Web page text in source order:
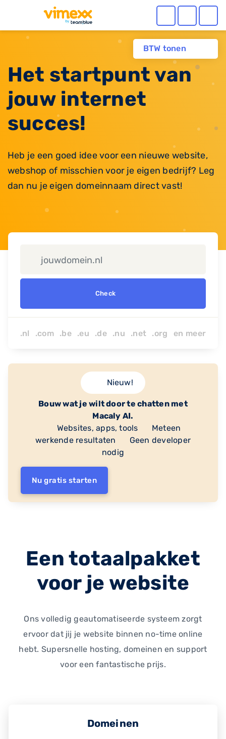
BTW tonen
Het startpunt van
jouw internet
succes!
Heb je een goed idee voor een nieuwe website,
webshop of misschien voor je eigen bedrijf? Leg
dan nu je eigen domeinnaam direct vast!
Check
.nl .com .be .eu .de .nu .net .org en meer
Nieuw!
Bouw wat je wilt door te chatten met
Macaly AI.
Websites, apps, tools
Meteen
werkende resultaten
Geen developer
nodig
Nu gratis starten
Een totaalpakket
voor je website
Ons volledig geautomatiseerde systeem zorgt
ervoor dat jij je website binnen no-time online
hebt. Supersnelle hosting, domeinen en support
voor een fantastische prijs.
Domeinen